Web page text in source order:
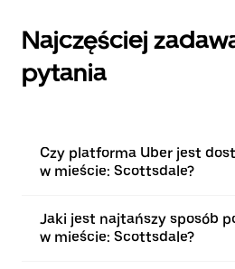
Najczęściej
pytania
Czy platforma Uber jest
w mieście: Scottsdale?
Jaki jest najtańszy sposób
w mieście: Scottsdale?